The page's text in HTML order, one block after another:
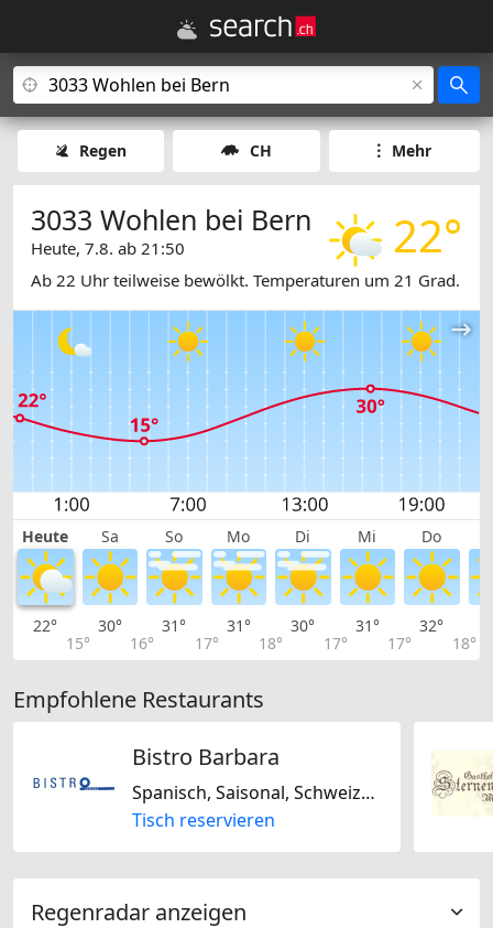
Regen CH Mehr
22°
3033 Wohlen bei Bern
Heute, 7.8. ab 21:50
Ab 22 Uhr teilweise bewölkt. Temperaturen um 21 Grad.
Heute Sa So Mo Di Mi Do
22°
15°
30°
16°
31°
17°
31°
18°
30°
17°
31°
17°
32°
18°
Empfohlene Restaurants
Bistro Barbara
Spanisch, Saisonal, Schweizerisch, Italienisch, Regional
Tisch reservieren
Regenradar anzeigen